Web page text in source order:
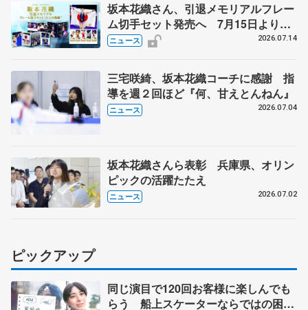
坂本花織さん、引退メモリアルフレー
ム切手セット発売へ 7月15日より申
込受付開始
ニュース 2026.07.14
三宅咲綺、坂本花織コーチに感謝 指
導を週２回ほど『何、甘えとんねん』
ニュース 2026.07.04
坂本花織さんら表彰 兵庫県、オリン
ピックの活躍たたえ
ニュース 2026.07.02
ピックアップ
同じ演目で120回お客様に楽しんでも
らう 船上スケーターならではの困難